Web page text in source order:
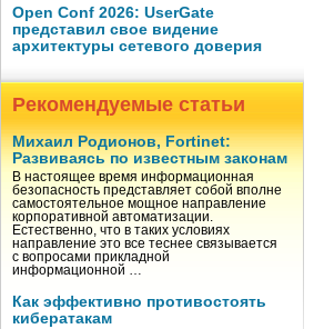
Open Conf 2026: UserGate
представил свое видение
архитектуры сетевого доверия
Рекомендуемые статьи
Михаил Родионов, Fortinet:
Развиваясь по известным законам
В настоящее время информационная
безопасность представляет собой вполне
самостоятельное мощное направление
корпоративной автоматизации.
Естественно, что в таких условиях
направление это все теснее связывается
с вопросами прикладной
информационной …
Как эффективно противостоять
кибератакам